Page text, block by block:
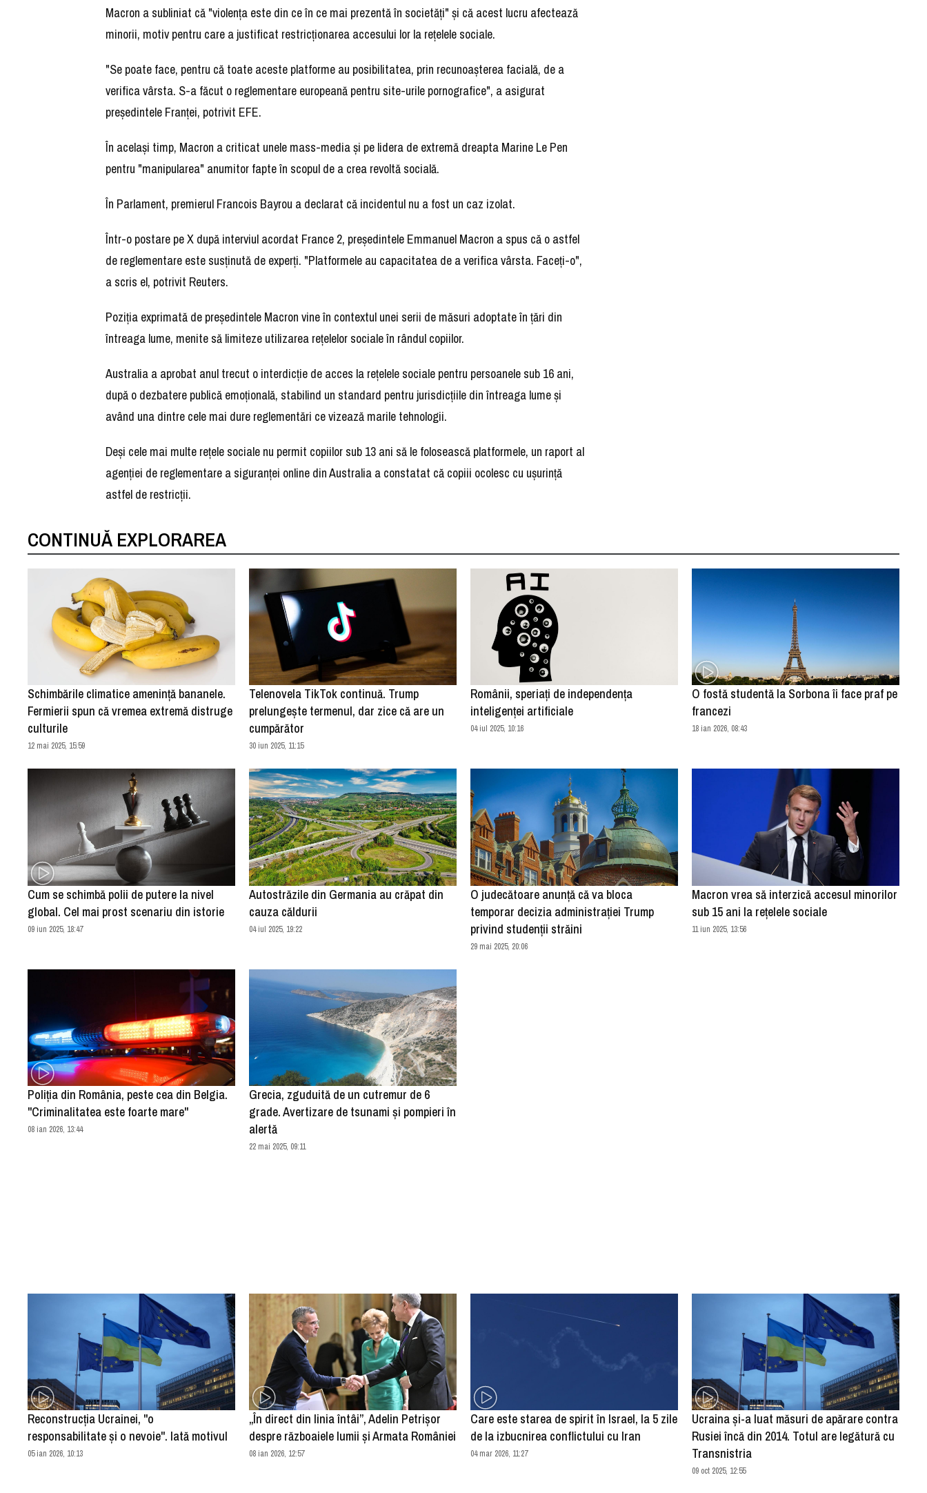
Macron a subliniat că "violenţa este din ce în ce mai prezentă în societăţi" şi că acest lucru afectează
minorii, motiv pentru care a justificat restricţionarea accesului lor la reţelele sociale.
"Se poate face, pentru că toate aceste platforme au posibilitatea, prin recunoaşterea facială, de a
verifica vârsta. S-a făcut o reglementare europeană pentru site-urile pornografice", a asigurat
preşedintele Franţei, potrivit EFE.
În acelaşi timp, Macron a criticat unele mass-media şi pe lidera de extremă dreapta Marine Le Pen
pentru "manipularea" anumitor fapte în scopul de a crea revoltă socială.
În Parlament, premierul Francois Bayrou a declarat că incidentul nu a fost un caz izolat.
Într-o postare pe X după interviul acordat France 2, preşedintele Emmanuel Macron a spus că o astfel
de reglementare este susţinută de experţi. "Platformele au capacitatea de a verifica vârsta. Faceţi-o",
a scris el, potrivit Reuters.
Poziţia exprimată de preşedintele Macron vine în contextul unei serii de măsuri adoptate în ţări din
întreaga lume, menite să limiteze utilizarea reţelelor sociale în rândul copiilor.
Australia a aprobat anul trecut o interdicţie de acces la reţelele sociale pentru persoanele sub 16 ani,
după o dezbatere publică emoţională, stabilind un standard pentru jurisdicţiile din întreaga lume şi
având una dintre cele mai dure reglementări ce vizează marile tehnologii.
Deşi cele mai multe reţele sociale nu permit copiilor sub 13 ani să le folosească platformele, un raport al
agenţiei de reglementare a siguranţei online din Australia a constatat că copiii ocolesc cu uşurinţă
astfel de restricţii.
CONTINUĂ EXPLORAREA
Schimbările climatice amenință bananele.
Fermierii spun că vremea extremă distruge
culturile
12 mai 2025, 15:59
Telenovela TikTok continuă. Trump
prelungește termenul, dar zice că are un
cumpărător
30 iun 2025, 11:15
Românii, speriaţi de independenţa
inteligenţei artificiale
04 iul 2025, 10:16
O fostă studentă la Sorbona îi face praf pe
francezi
18 ian 2026, 08:43
Cum se schimbă polii de putere la nivel
global. Cel mai prost scenariu din istorie
09 iun 2025, 18:47
Autostrăzile din Germania au crăpat din
cauza căldurii
04 iul 2025, 19:22
O judecătoare anunţă că va bloca
temporar decizia administraţiei Trump
privind studenţii străini
29 mai 2025, 20:06
Macron vrea să interzică accesul minorilor
sub 15 ani la reţelele sociale
11 iun 2025, 13:56
Poliţia din România, peste cea din Belgia.
"Criminalitatea este foarte mare"
08 ian 2026, 13:44
Grecia, zguduită de un cutremur de 6
grade. Avertizare de tsunami și pompieri în
alertă
22 mai 2025, 09:11
Reconstrucţia Ucrainei, "o
responsabilitate şi o nevoie". Iată motivul
05 ian 2026, 10:13
„În direct din linia întâi”, Adelin Petrișor
despre războaiele lumii și Armata României
08 ian 2026, 12:57
Care este starea de spirit în Israel, la 5 zile
de la izbucnirea conflictului cu Iran
04 mar 2026, 11:27
Ucraina şi-a luat măsuri de apărare contra
Rusiei încă din 2014. Totul are legătură cu
Transnistria
09 oct 2025, 12:55